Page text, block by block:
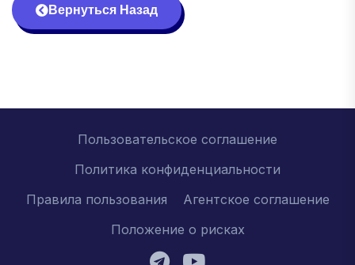
Вернуться Назад
Пользовательское соглашение
Политика конфиденциальности
Правила пользования
Агентское соглашение
Положение о рисках